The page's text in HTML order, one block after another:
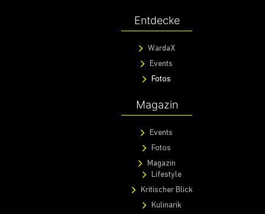
Entdecke
WardaX
Events
Fotos
Magazin
Events
Fotos
Magazin
Lifestyle
Kritischer Blick
Kulinarik